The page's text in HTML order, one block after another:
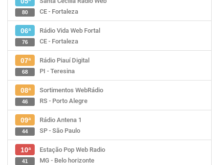
CE - Fortaleza
80
06ª
Rádio Vida Web Fortal
CE - Fortaleza
76
07ª
Rádio Piauí Digital
PI - Teresina
68
08ª
Sortimentos WebRádio
RS - Porto Alegre
46
09ª
Rádio Antena 1
SP - São Paulo
44
10ª
Estação Pop Web Radio
MG - Belo horizonte
41